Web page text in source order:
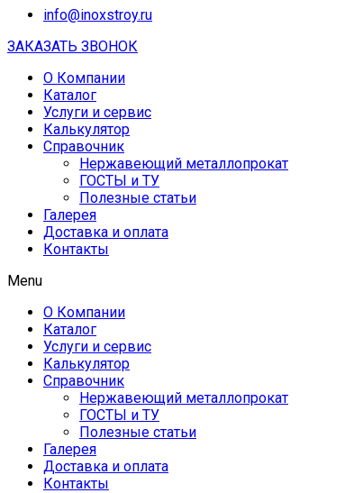
info@inoxstroy.ru
ЗАКАЗАТЬ ЗВОНОК
О Компании
Каталог
Услуги и сервис
Калькулятор
Справочник
Нержавеющий металлопрокат
ГОСТЫ и ТУ
Полезные статьи
Галерея
Доставка и оплата
Контакты
Menu
О Компании
Каталог
Услуги и сервис
Калькулятор
Справочник
Нержавеющий металлопрокат
ГОСТЫ и ТУ
Полезные статьи
Галерея
Доставка и оплата
Контакты